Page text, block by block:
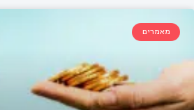
מאמרים